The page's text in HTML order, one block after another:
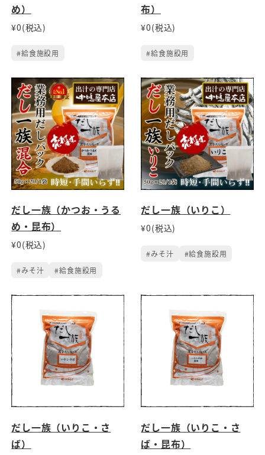
め）
¥0(税込)
#給食施設用
布）
¥0(税込)
#給食施設用
だし一族（かつお・うる
め・昆布）
¥0(税込)
#みそ汁 #給食施設用
だし一族（いりこ）
¥0(税込)
#みそ汁 #給食施設用
だし一族（いりこ・さ
ば）
だし一族（いりこ・さ
ば・昆布）